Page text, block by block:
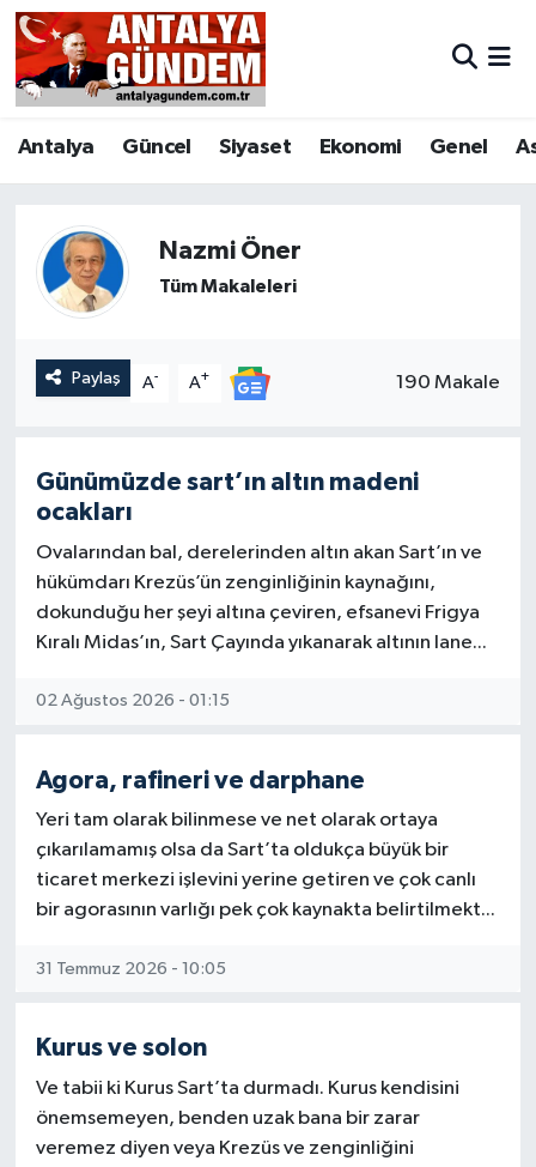
Antalya Güncel Siyaset Ekonomi Genel
Nazmi Öner
Tüm Makaleleri
Paylaş A- A+ 190 Makale
Günümüzde sart’ın altın madeni
ocakları
Ovalarından bal, derelerinden altın akan Sart’ın ve
hükümdarı Krezüs’ün zenginliğinin kaynağını,
dokunduğu her şeyi altına çeviren, efsanevi Frigya
Kıralı Midas’ın, Sart Çayında yıkanarak altının lane...
02 Ağustos 2026 - 01:15
Agora, rafineri ve darphane
Yeri tam olarak bilinmese ve net olarak ortaya
çıkarılamamış olsa da Sart’ta oldukça büyük bir
ticaret merkezi işlevini yerine getiren ve çok canlı
bir agorasının varlığı pek çok kaynakta belirtilmekt...
31 Temmuz 2026 - 10:05
Kurus ve solon
Ve tabii ki Kurus Sart’ta durmadı. Kurus kendisini
önemsemeyen, benden uzak bana bir zarar
veremez diyen veya Krezüs ve zenginliğini
Antalya
Asayiş
Bölge
Ekonomi
Görüntülü Haber
Güncel
Kültür & Sanat
Magazin
Sağlık & Yaşam
Siyaset
Antalya Nöbetçi Eczaneler
Antalya Hava Durumu
Antalya Trafik Yoğunluk Haritası
Tüm Manşetler
Haber Arşivi